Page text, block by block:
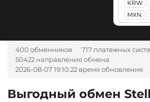
RUB
KRW
MXN
400 обменников
717 платежных
50422 направления обмена
2026-08-07 19:10:22 время обновления
Выгодный обмен